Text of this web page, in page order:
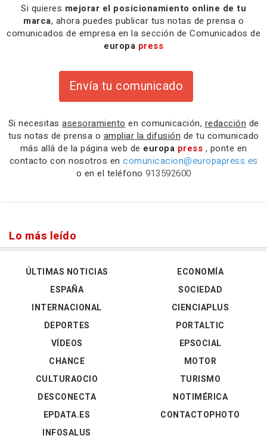
Si quieres mejorar el posicionamiento online de tu
marca, ahora puedes publicar tus notas de prensa o
comunicados de empresa en la sección de Comunicados de
europa press
Envía tu comunicado
Si necesitas asesoramiento en comunicación, redacción de
tus notas de prensa o ampliar la difusión de tu comunicado
más allá de la página web de europa press , ponte en
contacto con nosotros en comunicacion@europapress.es
o en el teléfono 913592600
Lo más leído
ÚLTIMAS NOTICIAS
ESPAÑA
INTERNACIONAL
DEPORTES
VÍDEOS
ECONOMÍA
SOCIEDAD
CIENCIAPLUS
PORTALTIC
EPSOCIAL
CHANCE
CULTURAOCIO
DESCONECTA
EPDATA.ES
INFOSALUS
MOTOR
TURISMO
NOTIMÉRICA
CONTACTOPHOTO